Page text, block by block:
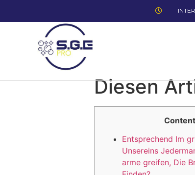
Diesen
Content
Entsprechend Im
Unsereins
arme greifen, Die